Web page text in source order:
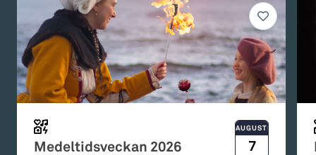
Medeltidsveckan 2026
AUGUSTI
7